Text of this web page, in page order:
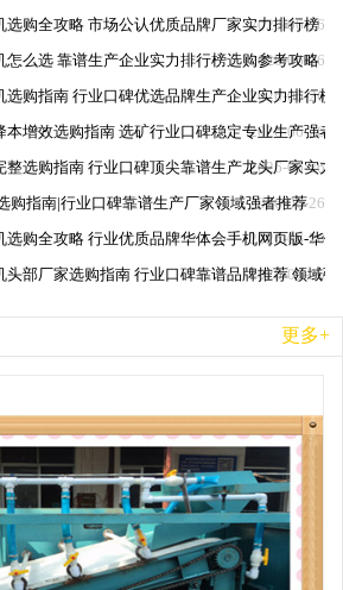
2026-06-26
选购全攻略 市场公认优质品牌厂家实力排行榜
2026-06-26
怎么选 靠谱生产企业实力排行榜选购参考攻略
2026-06-26
购指南 行业口碑优选品牌生产企业实力排行榜
2026-06-26
本增效选购指南 选矿行业口碑稳定专业生产强者
2026-06-26
整选购指南 行业口碑顶尖靠谱生产龙头厂家实力
2026-06-26
购指南|行业口碑靠谱生产厂家领域强者推荐
2026-06-26
选购全攻略 行业优质品牌华体会手机网页版-华
2026-06-26
头部厂家选购指南 行业口碑靠谱品牌推荐 领域
更多+